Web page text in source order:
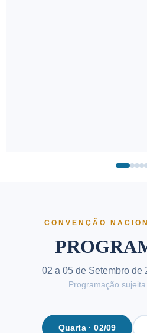
CONVENÇÃO
02 a 05 de Setembro de
Programação
Quarta · 02/09